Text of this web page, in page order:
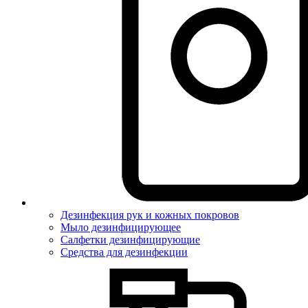
Дезинфекция рук и кожных покровов
Мыло дезинфицирующее
Салфетки дезинфицирующие
Средства для дезинфекции